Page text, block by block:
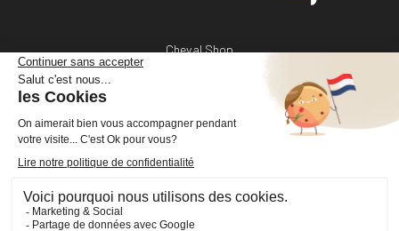
Cheval Shop
+33 (0)2 40 36 20 61
boutique@cheval-shop.com
FacebookYouTube Instagram